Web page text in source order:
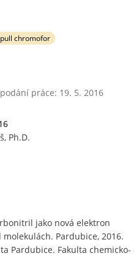
chromofor
práce: 19. 5. 2016
Ph.D.
jako nová elektron
Pardubice, 2016.
Pardubice. Fakulta chemicko-